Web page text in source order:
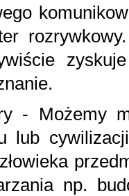
- Możemy
lub
np.